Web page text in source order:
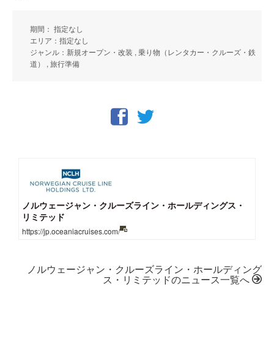
期間： 指定なし
エリア：指定なし
ジャンル：新規オープン・改装 , 乗り物（レンタカー・クルーズ・鉄
道） , 旅行準備
ノルウェージャン・クルーズライン・ホールディングス・
リミテッド
https://jp.oceaniacruises.com/
ノルウェージャン・クルーズライン・ホールディング
ス・リミテッドのニュース一覧へ